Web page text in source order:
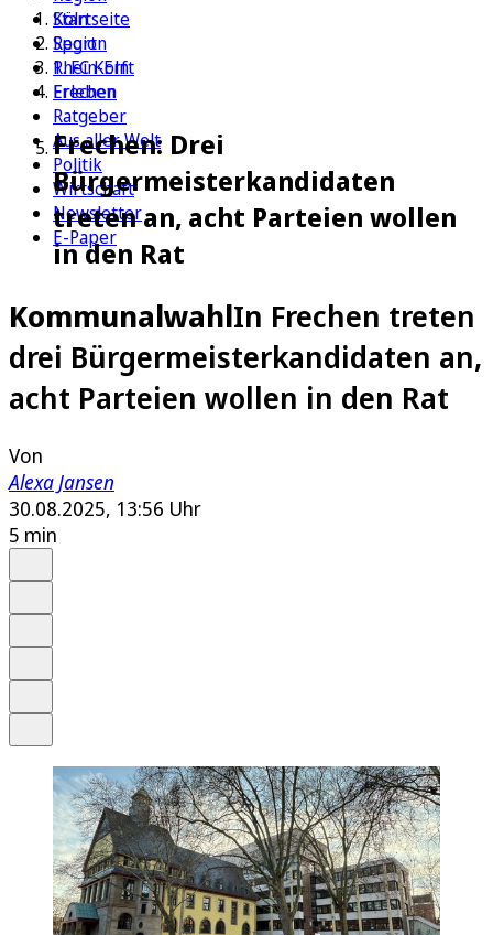
Köln
Sport
1. FC Köln
Erleben
Ratgeber
Aus aller Welt
Politik
Wirtschaft
Newsletter
E-Paper
Startseite
Region
Rhein-Erft
Frechen
Frechen: Drei
Bürgermeisterkandidaten
treten an, acht Parteien wollen
in den Rat
KommunalwahlIn Frechen treten
drei Bürgermeisterkandidaten an,
acht Parteien wollen in den Rat
Von
Alexa Jansen
30.08.2025, 13:56 Uhr
5 min